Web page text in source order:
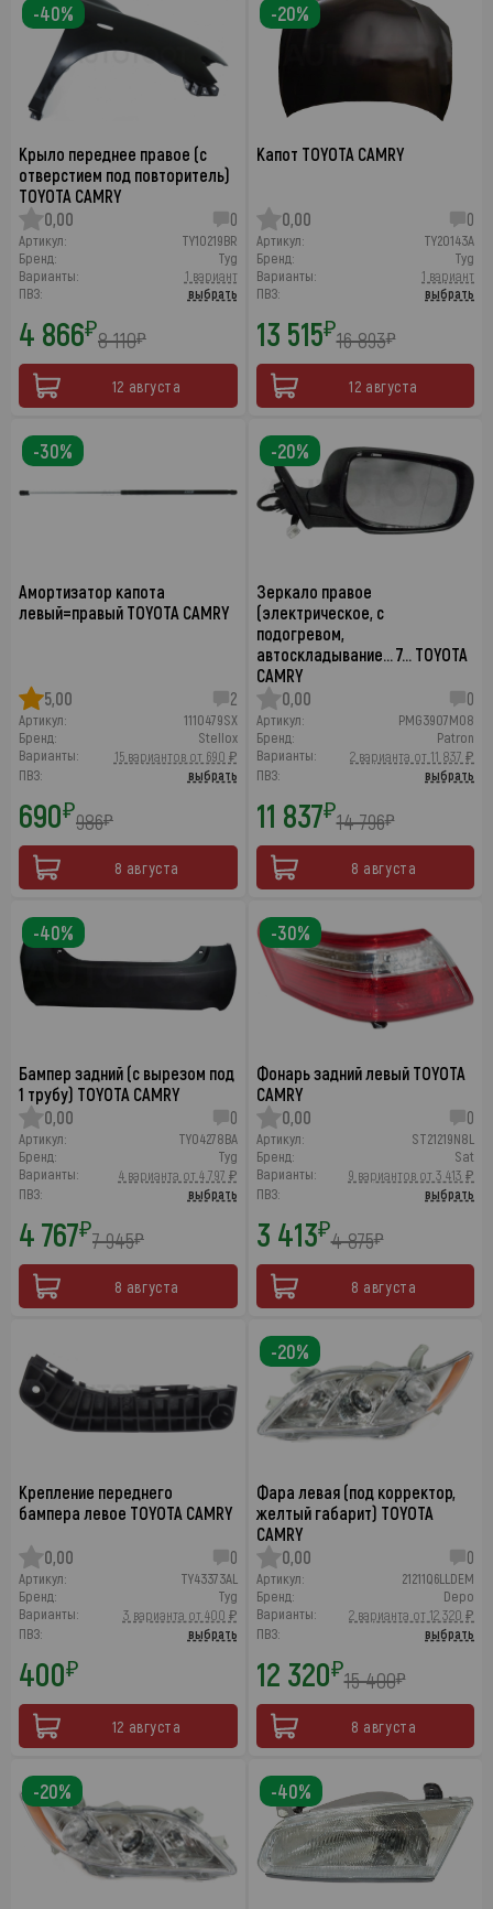
Крыло переднее правое (с
отверстием под повторитель)
TOYOTA CAMRY
0,00
0
Артикул:
TY10219BR
Бренд:
Tyg
Варианты:
1 вариант
ПВЗ:
выбрать
4 866₽8 110₽
12 августа
-40%
Капот TOYOTA CAMRY
0,00 0
Артикул:
TY20143A
Бренд:
Tyg
Варианты:
1 вариант
ПВЗ:
выбрать
13 515₽16 893₽
12 августа
-20%
Амортизатор капота
левый=правый TOYOTA CAMRY
5,00 2
Артикул:
1110479SX
Бренд:
Stellox
Варианты:
15 вариантов от 690 ₽
ПВЗ:
выбрать
690₽986₽
8 августа
-30%
Зеркало правое
(электрическое, с
подогревом,
автоскладывание… 7… TOYOTA
CAMRY
0,00
0
Артикул:
PMG3907M08
Бренд:
Patron
Варианты:
2 варианта от 11 837 ₽
ПВЗ:
выбрать
11 837₽14 796₽
8 августа
-20%
Бампер задний (с вырезом под
1 трубу) TOYOTA CAMRY
0,00
0
Артикул:
TY04278BA
Бренд:
Tyg
Варианты:
4 варианта от 4 797 ₽
ПВЗ:
выбрать
4 767₽7 945₽
8 августа
-40%
Фонарь задний левый TOYOTA
CAMRY
0,00
0
Артикул:
ST21219N8L
Бренд:
Sat
Варианты:
9 вариантов от 3 413 ₽
ПВЗ:
выбрать
3 413₽4 875₽
8 августа
-30%
Крепление переднего
бампера левое TOYOTA CAMRY
0,00 0
Артикул:
TY43373AL
Бренд:
Tyg
Варианты:
3 варианта от 400 ₽
ПВЗ:
выбрать
400₽
12 августа
Фара левая (под корректор,
желтый габарит) TOYOTA
CAMRY
0,00
0
Артикул:
21211Q6LLDEM
Бренд:
Depo
Варианты:
2 варианта от 12 320 ₽
ПВЗ:
выбрать
12 320₽15 400₽
8 августа
-20%
-20% -40%